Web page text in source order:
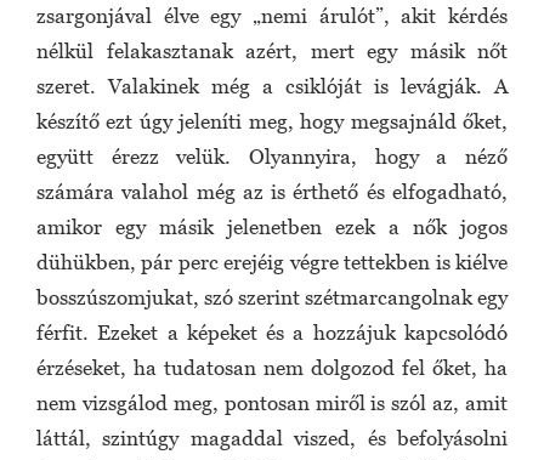
zsargonjával élve egy „nemi árulót”, akit kérdés
nélkül felakasztanak azért, mert egy másik nőt
szeret. Valakinek még a csiklóját is levágják. A
készítő ezt úgy jeleníti meg, hogy megsajnáld őket,
együtt érezz velük. Olyannyira, hogy a néző
számára valahol még az is érthető és elfogadható,
amikor egy másik jelenetben ezek a nők jogos
dühükben, pár perc erejéig végre tettekben is kiélve
bosszúszomjukat, szó szerint szétmarcangolnak egy
férfit. Ezeket a képeket és a hozzájuk kapcsolódó
érzéseket, ha tudatosan nem dolgozod fel őket, ha
nem vizsgálod meg, pontosan miről is szól az, amit
láttál, szintúgy magaddal viszed, és befolyásolni